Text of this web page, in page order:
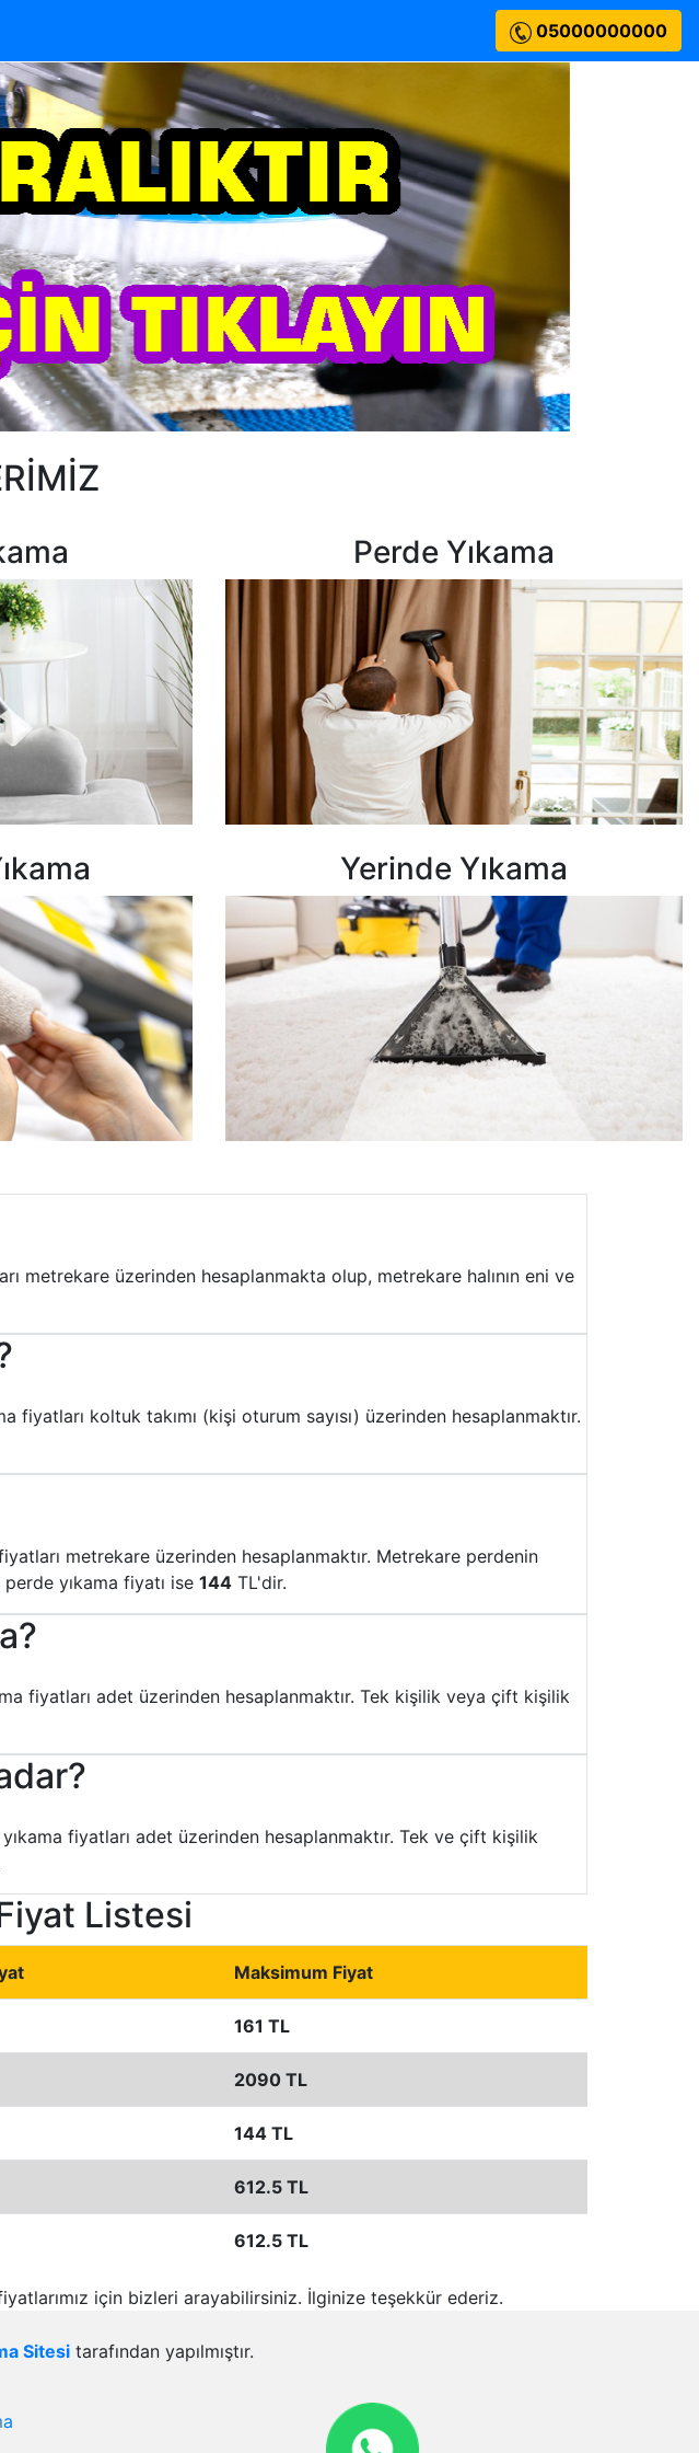
05000000000
Perde Yıkama
Yerinde Yıkama
metrekare üzerinden hesaplanmakta olup, metrekare halının eni ve
fiyatları koltuk takımı (kişi oturum sayısı) üzerinden hesaplanmaktır.
metrekare üzerinden hesaplanmaktır. Metrekare perdenin
yıkama fiyatı ise 144 TL'dir.
fiyatları adet üzerinden hesaplanmaktır. Tek kişilik veya çift kişilik
fiyatları adet üzerinden hesaplanmaktır. Tek ve çift kişilik
Listesi
Maksimum Fiyat
161 TL
2090 TL
144 TL
612.5 TL
612.5 TL
için bizleri arayabilirsiniz. İlginize teşekkür ederiz.
Sitesi tarafından yapılmıştır.